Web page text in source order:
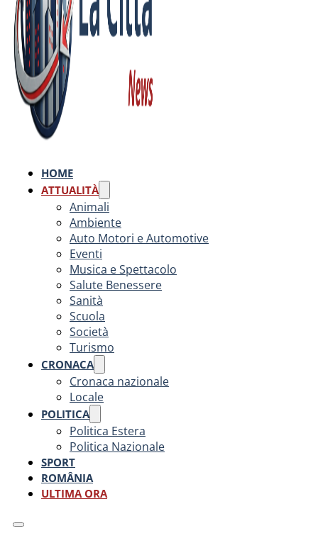
HOME
ATTUALITÀ
Animali
Ambiente
Auto Motori e Automotive
Eventi
Musica e Spettacolo
Salute Benessere
Sanità
Scuola
Società
Turismo
CRONACA
Cronaca nazionale
Locale
POLITICA
Politica Estera
Politica Nazionale
SPORT
ROMÂNIA
ULTIMA ORA